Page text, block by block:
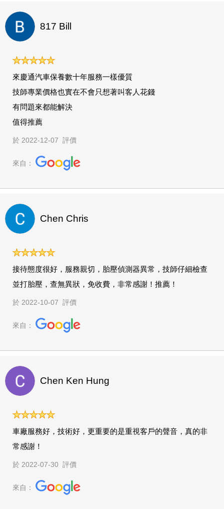
817 Bill
來慶通汽車保養數十年服務一樣優質
技師專業價格也實在不會只想著叫客人花錢
有問題來都能解決
值得推薦
於 2022-12-07 評價
來自：
Chen Chris
接待態度很好，服務親切，胎壓偵測器異常，技師仔細檢查
並打胎壓，查無異狀，免收費，非常感謝！推薦！
於 2022-10-07 評價
來自：
Chen Ken Hung
車廠服務好，技術好，更重要的是重視客戶的聲音，真的非
常感謝！
於 2022-07-30 評價
來自：